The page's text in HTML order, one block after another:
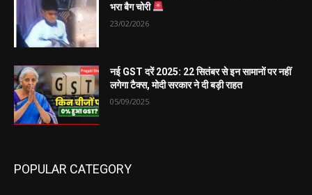
भरा बैग चोरी
23/02/2026
नई GST दरें 2025: 22 सितंबर से इन सामानों पर नहीं
लगेगा टैक्स, मोदी सरकार ने दी बड़ी राहत
05/09/2025
POPULAR CATEGORY